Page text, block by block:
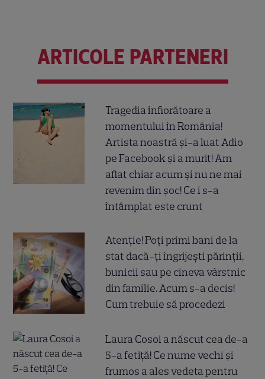
ARTICOLE PARTENERI
Tragedia înfiorătoare a
momentului în România!
Artista noastră și-a luat Adio
pe Facebook și a murit! Am
aflat chiar acum și nu ne mai
revenim din șoc! Ce i s-a
întâmplat este crunt
Atenție! Poți primi bani de la
stat dacă-ți îngrijești părinții,
bunicii sau pe cineva vârstnic
din familie. Acum s-a decis!
Cum trebuie să procedezi
Laura Cosoi a născut cea de-a
5-a fetiță! Ce nume vechi și
frumos a ales vedeta pentru